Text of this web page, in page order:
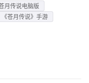
月传说电脑版
《苍月传说》手游